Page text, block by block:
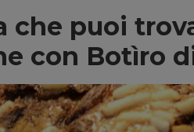
che puoi
con Botìro